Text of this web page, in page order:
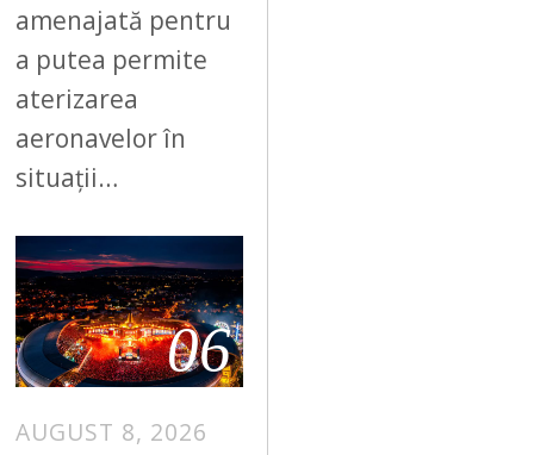
amenajată pentru
a putea permite
aterizarea
aeronavelor în
situații…
06
AUGUST 8, 2026